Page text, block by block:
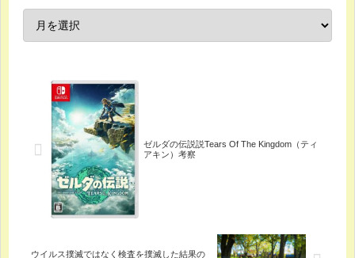
ゼルダの伝説説Tears Of The Kingdom（ティ
アキン）考察
ウイルス撲滅ではなく検査を撲滅した結果の